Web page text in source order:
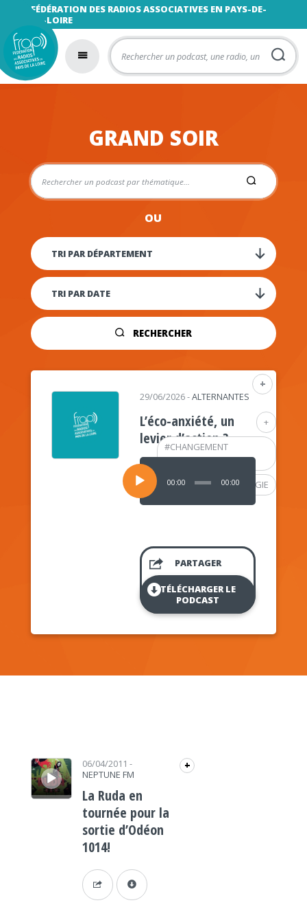
FÉDÉRATION DES RADIOS ASSOCIATIVES EN PAYS-DE-
LA-LOIRE
GRAND SOIR
OU
RECHERCHER
+
+
#CHANGEMENT
CLIMATIQUE
#PSYCHOLOGIE
29/06/2026-ALTERNANTES
L’éco-anxiété, un
levier d’action ?
Lecteur
audio
00:00 00:00
PARTAGER
TÉLÉCHARGER LE
PODCAST
Lecteur audio 06/04/2011 -
NEPTUNE FM
+
La Ruda en
tournée pour la
sortie d’Odéon
1014!